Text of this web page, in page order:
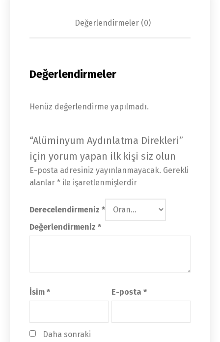
Değerlendirmeler (0)
Değerlendirmeler
Henüz değerlendirme yapılmadı.
“Alüminyum Aydınlatma Direkleri”
için yorum yapan ilk kişi siz olun
E-posta adresiniz yayınlanmayacak. Gerekli
alanlar * ile işaretlenmişlerdir
Derecelendirmeniz *
Değerlendirmeniz *
İsim * E-posta*
Daha sonraki